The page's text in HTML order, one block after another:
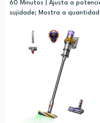
60 Minutos | Ajusta a
sujidade; Mostra a